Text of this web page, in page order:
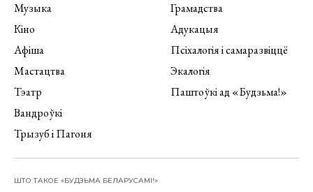
Музыка
Кіно
Афіша
Мастацтва
Тэатр
Вандроўкі
Трызуб і Пагоня
Грамадства
Адукацыя
Псіхалогія і самаразвіццё
Экалогія
Паштоўкі ад «Будзьма!»
ШТО ТАКОЕ «БУДЗЬМА БЕЛАРУСАМІ!»